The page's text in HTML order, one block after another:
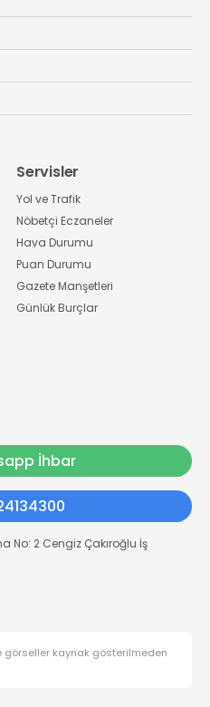
Servisler
Yol ve Trafik
Nöbetçi Eczaneler
Hava Durumu
Puan Durumu
Gazete Manşetleri
Günlük Burçlar
İhbar
No: 2 Cengiz Çakıroğlu İş
görseller kaynak gösterilmeden